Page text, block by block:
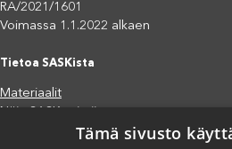
RA/2021/1601
Voimassa 1.1.2022 alkaen
Tietoa SASKista
Materiaalit
JäsenjärjestötTämä sivusto